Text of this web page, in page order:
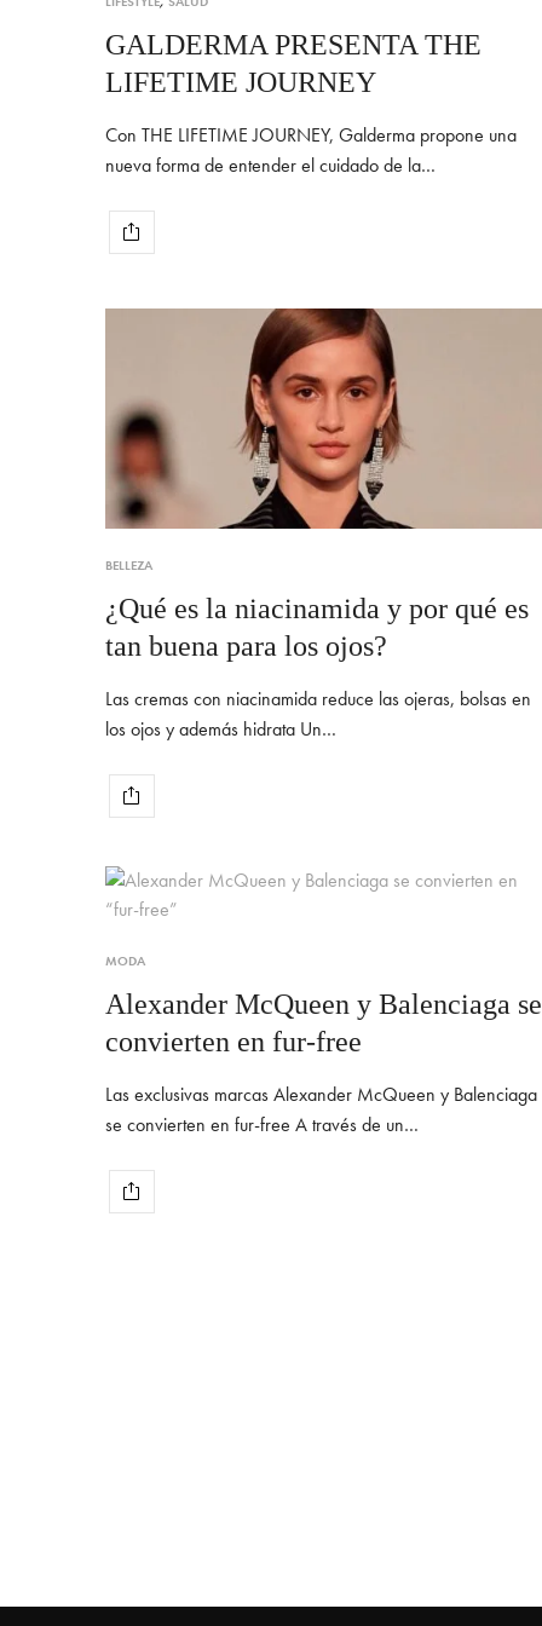
GALDERMA PRESENTA THE
LIFETIME JOURNEY
Con THE LIFETIME JOURNEY, Galderma propone una
nueva forma de entender el cuidado de la…
BELLEZA
¿Qué es la niacinamida y por qué es
tan buena para los ojos?
Las cremas con niacinamida reduce las ojeras, bolsas en
los ojos y además hidrata Un…
MODA
Alexander McQueen y Balenciaga se
convierten en fur-free
Las exclusivas marcas Alexander McQueen y Balenciaga
se convierten en fur-free A través de un…